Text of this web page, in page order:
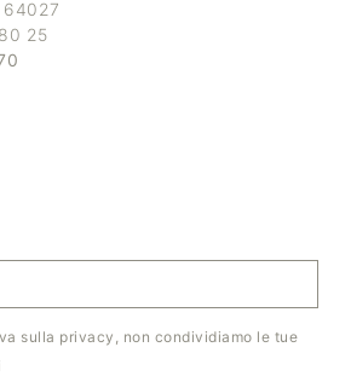
64027
25
sulla privacy, non condividiamo le tue